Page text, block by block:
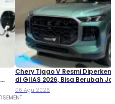
Chery Tiggo V Resmi
di GIIAS 2026, Bisa Berubah
Double Cabin
06 Agu 2026